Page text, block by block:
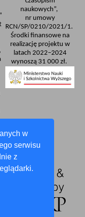
w
serwisu
z
naukowych”,
nr umowy
RCN/SP/0210/2021/1.
Środki finansowe na
realizację projektu w
latach 2022–2024
wynoszą 31 000 zł.